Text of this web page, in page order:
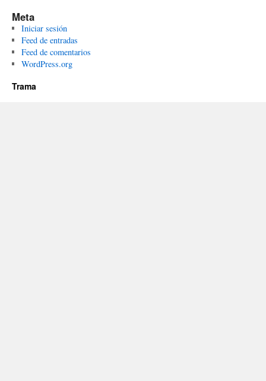
Meta
Iniciar sesión
Feed de entradas
Feed de comentarios
WordPress.org
Trama